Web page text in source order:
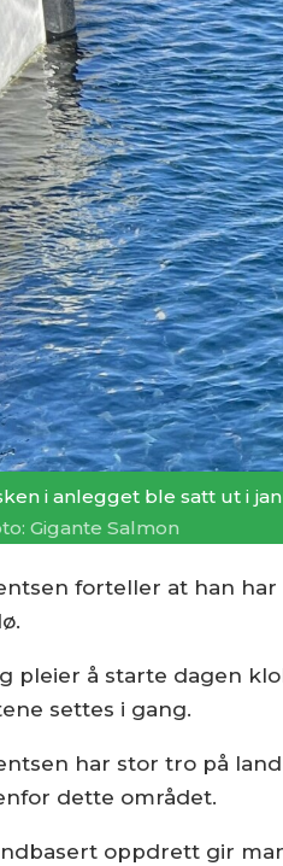
i anlegget ble satt ut i
Gigante Salmon
forteller at han
pleier å starte dagen
settes i gang.
har stor tro på
dette området.
oppdrett gir